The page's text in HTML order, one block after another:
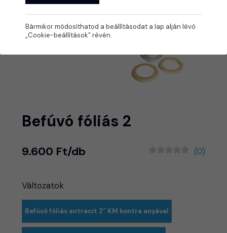
Befúvó fóliás 2
9.600 Ft/db (0)
Változatok
Befúvó fóliás antracit 2” KM kontra anyával
Bármikor módosíthatod a beállításodat a lap alján lévő
„Cookie-beállítások” révén.